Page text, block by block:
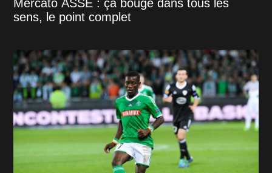
Mercato ASSE : ça bouge dans tous les
sens, le point complet